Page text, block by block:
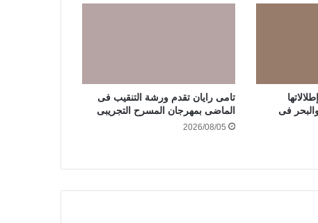
فى
تامى رايان تقدم ورشة التنقيب فى
الماضى بمهرجان المسرح التجريبى
2026/08/05